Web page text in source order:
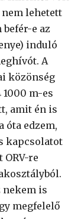
lehetett
e az
induló
A
közönség
1000 m-es
amit én is
óta edzem,
kapcsolatot
re
nekem is
megfelelő